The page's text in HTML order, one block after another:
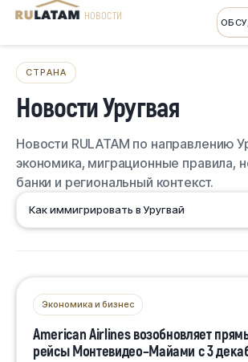
НОВОСТИ
СТРАНА
Новости Уругвая
Новости RULATAM по направлению
экономика, миграционные правила,
банки и региональный контекст.
Как иммигрировать в Уругвай
Экономика и бизнес
American Airlines возобновляет
рейсы Монтевидео–Майами с 3